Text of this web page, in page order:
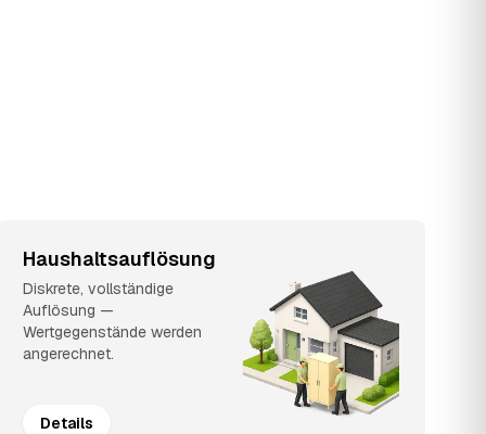
Haushaltsauflösung
Diskrete, vollständige
Auflösung —
Wertgegenstände werden
angerechnet.
Details